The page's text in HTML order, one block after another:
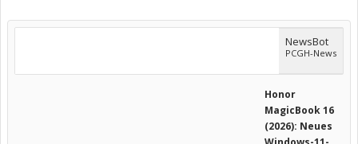
NewsBot
PCGH-News
Honor
MagicBook 16
(2026): Neues